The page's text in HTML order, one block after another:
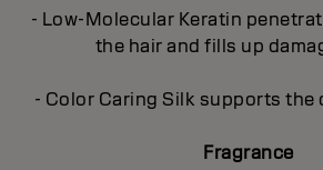
- Low-Molecular Keratin
the hair and fills up
- Color Caring Silk supports
Fragrance